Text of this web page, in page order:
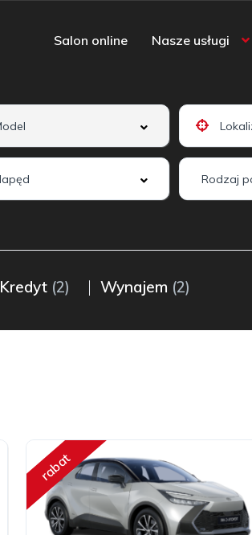
Salon online Nasze usługi
Kredyt (2) Wynajem (2)
rabat